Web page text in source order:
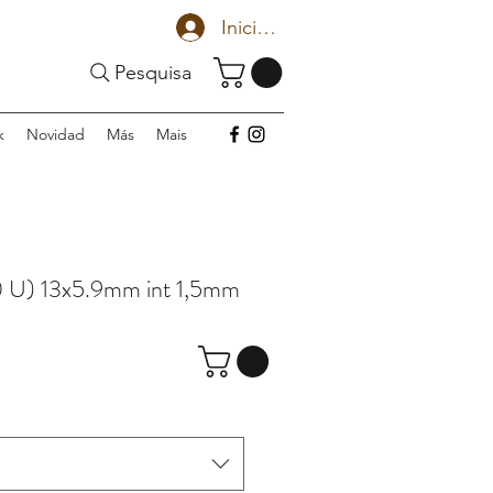
Iniciar sesión
Pesquisa
Novidad Más Mais
13x5.9mm int 1,5mm